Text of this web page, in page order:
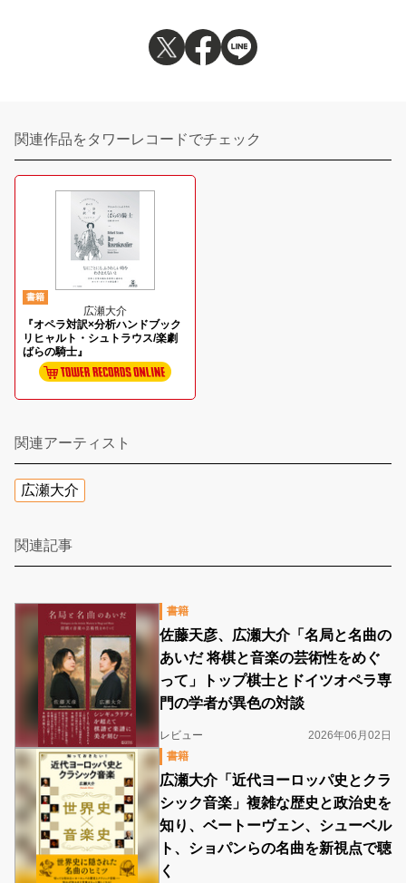
関連作品をタワーレコードでチェック
書籍
広瀬大介
『オペラ対訳×分析ハンドブック
リヒャルト・シュトラウス/楽劇
ばらの騎士』
関連アーティスト
広瀬大介
関連記事
書籍
佐藤天彦、広瀬大介「名局と名曲の
あいだ 将棋と音楽の芸術性をめぐ
って」トップ棋士とドイツオペラ専
門の学者が異色の対談
レビュー
2026年06月02日
書籍
広瀬大介「近代ヨーロッパ史とクラ
シック音楽」複雑な歴史と政治史を
知り、ベートーヴェン、シューベル
ト、ショパンらの名曲を新視点で聴
く